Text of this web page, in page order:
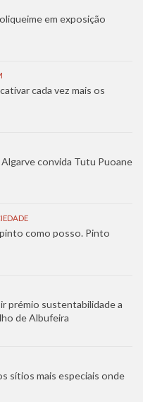
em exposição
cada vez mais os
convida Tutu Puoane
como posso. Pinto
prémio sustentabilidade a
de Albufeira
sítios mais especiais onde